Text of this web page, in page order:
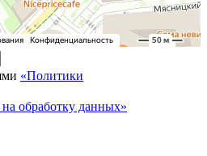
«Политики
на обработку данных»